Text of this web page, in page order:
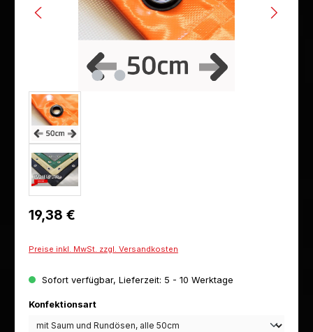
Regulärer Preis:
19,38 €
Preise inkl. MwSt. zzgl. Versandkosten
Sofort verfügbar, Lieferzeit: 5 - 10 Werktage
Konfektionsartauswählen